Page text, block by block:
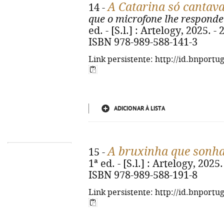
14 -A Catarina só
que o microfone lhe
ed. - [S.l.] : Artelogy, 2025. -
ISBN 978-989-588-141-3
Link persistente: http://
ADICIONAR À LISTA
15 -A bruxinha que
1ª ed. - [S.l.] : Artelogy,
ISBN 978-989-588-191-8
Link persistente: http://